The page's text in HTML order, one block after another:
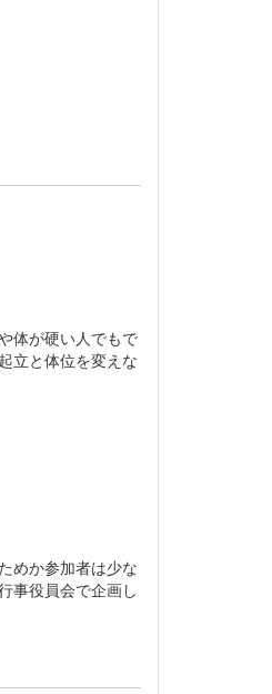
体が硬い人でもで
立と体位を変えな
めか参加者は少な
事役員会で企画し